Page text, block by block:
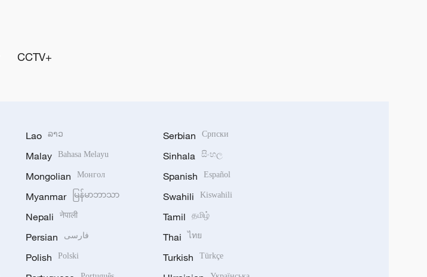
CCTV+
Lao ລາວ
Malay Bahasa Melayu
Mongolian Монгол
Myanmar မြန်မာဘာသာ
Nepali नेपाली
Persian فارسی
Polish Polski
Serbian Српски
Sinhala සිංහල
Spanish Español
Swahili Kiswahili
Tamil தமிழ்
Thai ไทย
Turkish Türkçe